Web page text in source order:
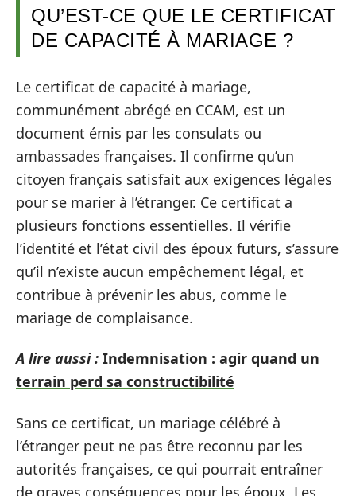
QU’EST-CE QUE LE CERTIFICAT
DE CAPACITÉ À MARIAGE ?
Le certificat de capacité à mariage,
communément abrégé en CCAM, est un
document émis par les consulats ou
ambassades françaises. Il confirme qu’un
citoyen français satisfait aux exigences légales
pour se marier à l’étranger. Ce certificat a
plusieurs fonctions essentielles. Il vérifie
l’identité et l’état civil des époux futurs, s’assure
qu’il n’existe aucun empêchement légal, et
contribue à prévenir les abus, comme le
mariage de complaisance.
A lire aussi : Indemnisation : agir quand un
terrain perd sa constructibilité
Sans ce certificat, un mariage célébré à
l’étranger peut ne pas être reconnu par les
autorités françaises, ce qui pourrait entraîner
de graves conséquences pour les époux. Les